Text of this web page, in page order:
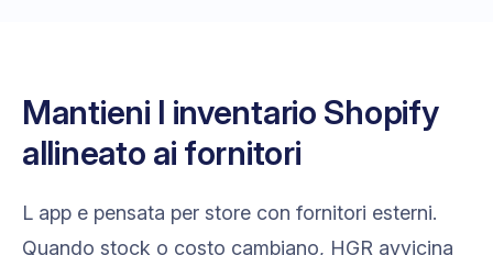
Mantieni l inventario Shopify
allineato ai fornitori
L app e pensata per store con fornitori esterni.
Quando stock o costo cambiano, HGR avvicina